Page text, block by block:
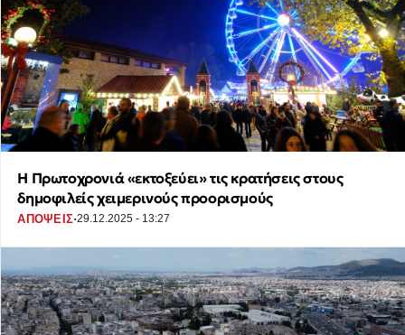
Η Πρωτοχρονιά «εκτοξεύει» τις κρατήσεις στους
δημοφιλείς χειμερινούς προορισμούς
ΑΠΟΨΕΙΣ·29.12.2025 - 13:27